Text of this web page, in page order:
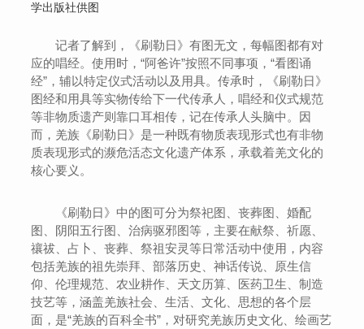
学出版社供图
记者了解到，《刷勒日》有图无文，每幅图都有对
应的唱经。使用时，“阿爸许”按照不同事项，“看图诵
经”，辅以特定仪式活动以及用具。传承时，《刷勒日》
图经和用具等实物传给下一代传承人，唱经和仪式规范
等非物质遗产则靠口耳相传，记在传承人头脑中。因
而，羌族《刷勒日》是一种既有物质表现形式也有非物
质表现形式的濒危活态文化遗产体系，承载着羌文化的
核心要义。
《刷勒日》中的图可分为祭祀图、丧葬图、婚配
图、阴阳五行图、治病驱邪图等，主要在献祭、祈愿、
禳祓、占卜、丧葬、祭祖安灵等日常活动中使用，内容
包括羌族的祖先崇拜、部落历史、神话传说、原生信
仰、伦理规范、农业耕作、天文历算、医药卫生、制造
技艺等，涵盖羌族社会、生活、文化、思想的各个层
面，是“羌族的百科全书”，对研究羌族历史文化、绘画艺